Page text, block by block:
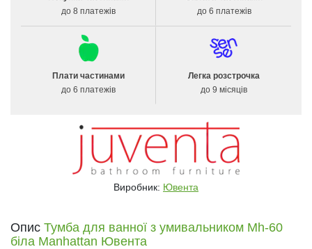
до 8 платежів
до 6 платежів
Плати частинами
до 6 платежів
Легка розстрочка
до 9 місяців
Виробник: Ювента
Опис Тумба для ванної з умивальником Mh-60
біла Manhattan Ювента